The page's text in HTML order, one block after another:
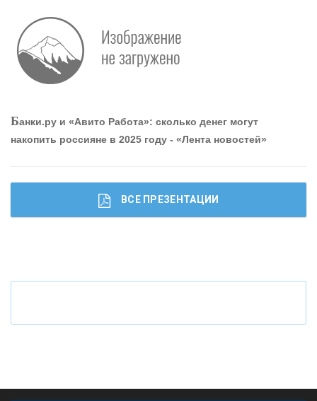
привлечь и удержать персонал - «Интервью»
Что будет с наличными деньгами при цифровом
Банки.ру и «Авито Работа»: сколько денег могут
накопить россияне в 2025 году - «Лента новостей»
ВСЕ ПРЕЗЕНТАЦИИ